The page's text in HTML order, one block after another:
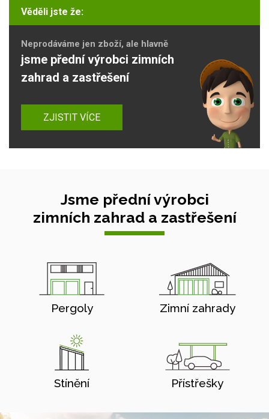
Věděli jste že:
Neprodáváme jen zboží, ale hlavně
jsme přední výrobci zimních
zahrad a zastřešení
ZJISTIT VÍCE
Jsme přední výrobci
zimních zahrad a zastřešení
Pergoly Zimní zahrady
Stínění Přístřešky